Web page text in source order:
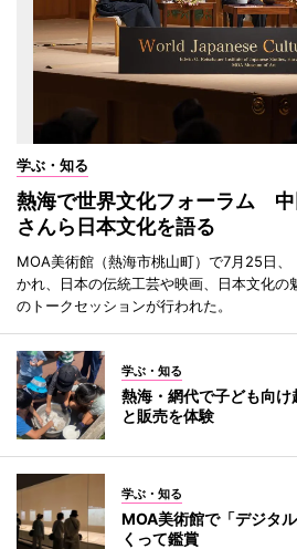
学ぶ・知る
熱海で世界文化フォーラム
さんら日本文化を語る
MOA美術館（熱海市桃山町）で7月25日
かれ、日本の伝統工芸や映画、日本文化の
のトークセッションが行われた。
学ぶ・知る
熱海・網代で子ども向
と販売を体験
学ぶ・知る
MOA美術館で「デジタ
くって鑑賞